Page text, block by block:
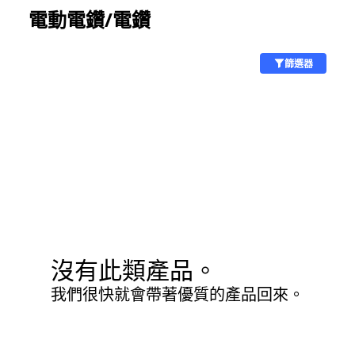
電動電鑽/電鑽
篩選器
沒有此類產品。
我們很快就會帶著優質的產品回來。